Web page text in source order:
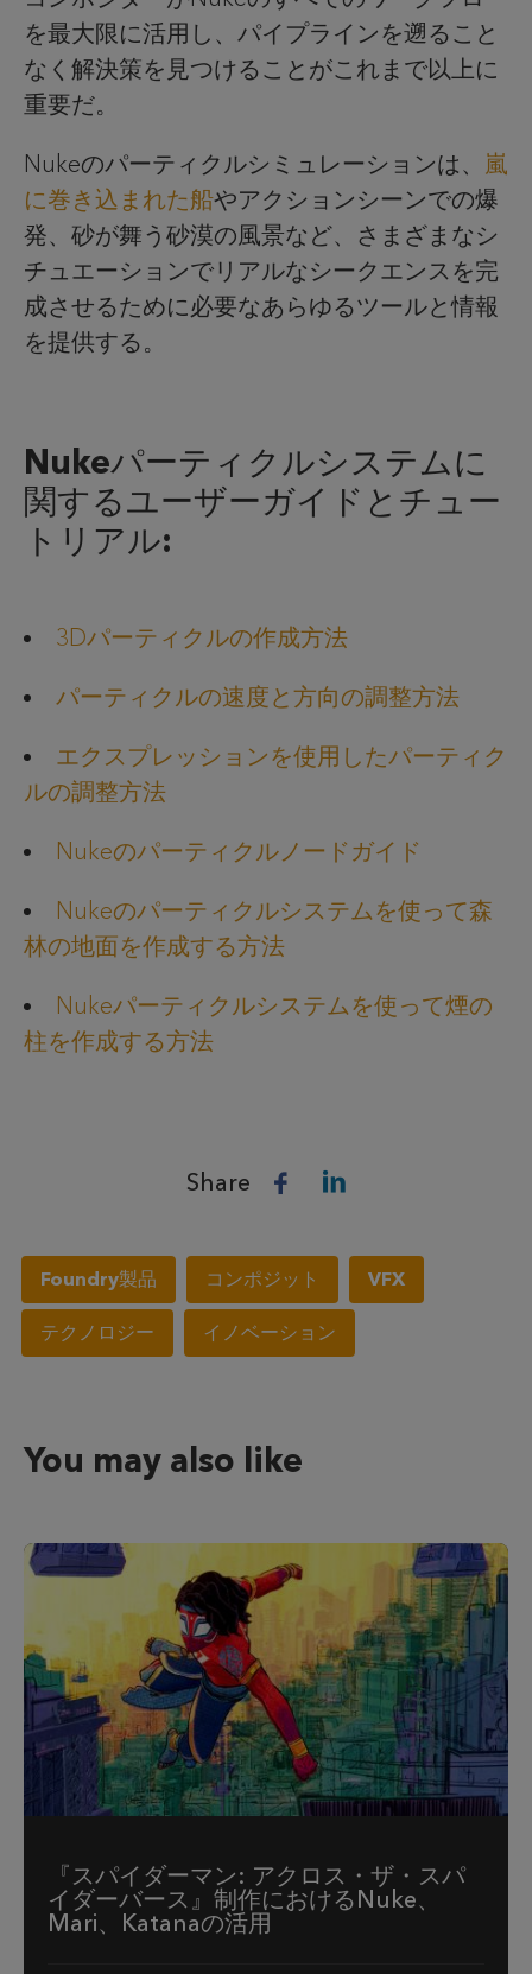
を最大限に活用し、パイプラインを遡ること
なく解決策を見つけることがこれまで以上に
重要だ。
Nukeのパーティクルシミュレーションは、 嵐
に巻き込まれた船やアクションシーンでの爆
発、砂が舞う砂漠の風景など、さまざまなシ
チュエーションでリアルなシークエンスを完
成させるために必要なあらゆるツールと情報
を提供する。
Nukeパーティクルシステムに
関するユーザーガイドとチュー
トリアル:
3Dパーティクルの作成方法
パーティクルの速度と方向の調整方法
エクスプレッションを使用したパーティク
ルの調整方法
Nukeのパーティクルノードガイド
Nukeのパーティクルシステムを使って森
林の地面を作成する方法
Nukeパーティクルシステムを使って煙の
柱を作成する方法
Share
Foundry製品 コンポジット VFX
テクノロジー イノベーション
You may also like
『スパイダーマン: アクロス・ザ・スパ
イダーバース』制作におけるNuke、
Mari、Katanaの活用